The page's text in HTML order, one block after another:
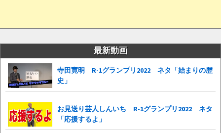
最新動画
寺田寛明 R-1グランプリ2022 ネタ「始まりの歴
史」
お見送り芸人しんいち R-1グランプリ2022 ネタ
「応援するよ」